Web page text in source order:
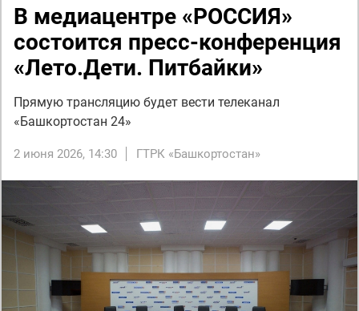
В медиацентре «РОССИЯ»
состоится пресс-конференция
«Лето.Дети. Питбайки»
Прямую трансляцию будет вести телеканал
«Башкортостан 24»
2 июня 2026, 14:30 ГТРК «Башкортостан»